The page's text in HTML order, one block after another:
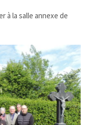
à la salle annexe de